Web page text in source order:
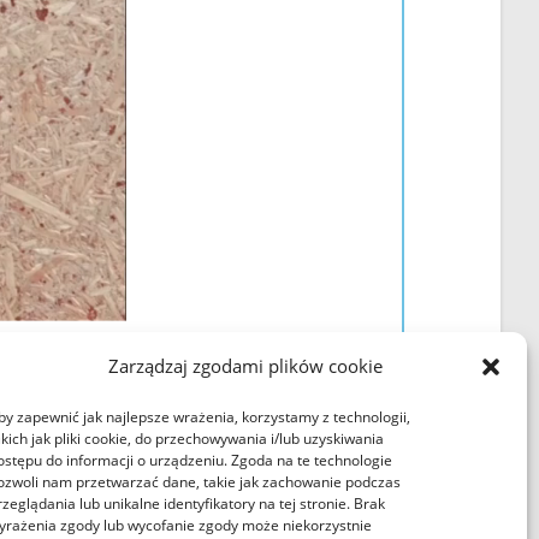
Zarządzaj zgodami plików cookie
zapewnić jak najlepsze wrażenia, korzystamy z technologii,
jak pliki cookie, do przechowywania i/lub uzyskiwania
do informacji o urządzeniu. Zgoda na te technologie
nam przetwarzać dane, takie jak zachowanie podczas
lub unikalne identyfikatory na tej stronie. Brak
zgody lub wycofanie zgody może niekorzystnie
Regulaminy